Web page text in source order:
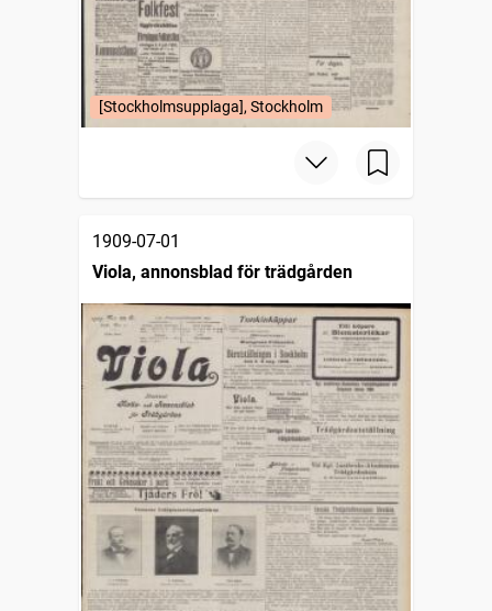
[Stockholmsupplaga], Stockholm
1909-07-01
Viola, annonsblad för trädgården